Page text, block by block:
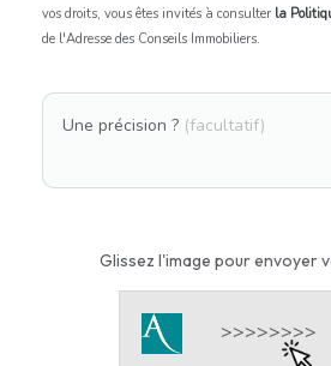
vos droits, vous êtes invités à consulter la
de l'Adresse des Conseils Immobiliers.
Une précision ? (facultatif)
Glissez l'image pour envoyer